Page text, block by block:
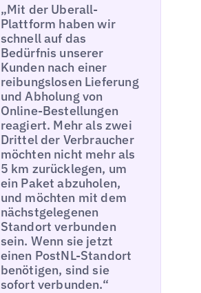
„Mit der Uberall-
Plattform haben wir
schnell auf das
Bedürfnis unserer
Kunden nach einer
reibungslosen Lieferung
und Abholung von
Online-Bestellungen
reagiert. Mehr als zwei
Drittel der Verbraucher
möchten nicht mehr als
5 km zurücklegen, um
ein Paket abzuholen,
und möchten mit dem
nächstgelegenen
Standort verbunden
sein. Wenn sie jetzt
einen PostNL-Standort
benötigen, sind sie
sofort verbunden.“